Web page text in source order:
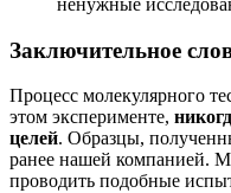
ненужные
Заключительное
Процесс молекулярного
этом эксперименте,
целей. Образцы,
ранее нашей компанией.
проводить подобные